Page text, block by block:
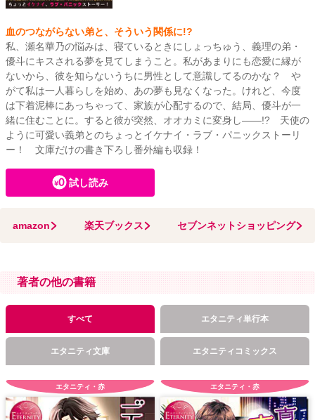
血のつながらない弟と、そういう関係に!?
私、瀬名華乃の悩みは、寝ているときにしょっちゅう、義理の弟・
優斗にキスされる夢を見てしまうこと。私があまりにも恋愛に縁が
ないから、彼を知らないうちに男性として意識してるのかな？ や
がて私は一人暮らしを始め、あの夢も見なくなった。けれど、今度
は下着泥棒にあっちゃって、家族が心配するので、結局、優斗が一
緒に住むことに。すると彼が突然、オオカミに変身し――!? 天使の
ように可愛い義弟とのちょっとイケナイ・ラブ・パニックストーリ
ー！ 文庫だけの書き下ろし番外編も収録！
試し読み
amazon 楽天ブックス セブンネットショッピング
著者の他の書籍
すべて エタニティ単行本
エタニティ文庫 エタニティコミックス
エタニティ・赤 エタニティ・赤